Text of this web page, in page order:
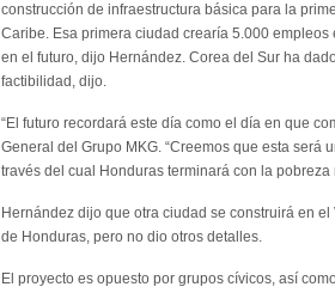
construcción de infraestructura básica para la
Caribe. Esa primera ciudad crearía 5.000
en el futuro, dijo Hernández. Corea del Sur ha
factibilidad, dijo.
“El futuro recordará este día como el día en que
General del Grupo MKG. “Creemos que esta será
través del cual Honduras terminará con la
Hernández dijo que otra ciudad se construirá en
de Honduras, pero no dio otros detalles.
El proyecto es opuesto por grupos cívicos, así